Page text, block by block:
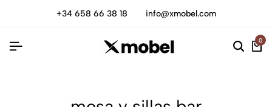
+34 658 66 38 18 info@xmobel.com
0